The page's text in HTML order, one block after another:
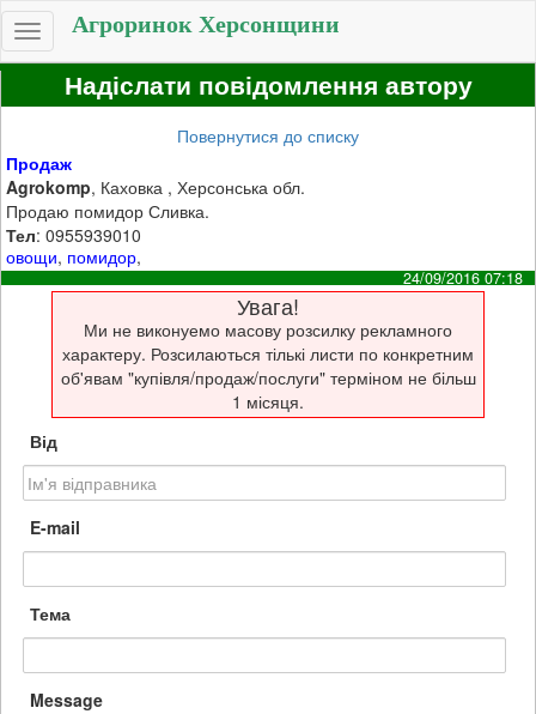
Toggle
navigation
Агроринок Херсонщини
Надіслати повідомлення автору
Повернутися до списку
Продаж
Agrokomp, Каховка , Херсонська обл.
Продаю помидор Сливка.
Тел: 0955939010
овощи, помидор,
24/09/2016 07:18
Увага!
Ми не виконуемо масову розсилку рекламного
характеру. Розсилаються тількі листи по конкретним
об'явам "купівля/продаж/послуги" терміном не більш
1 місяця.
Від
E-mail
Тема
Message